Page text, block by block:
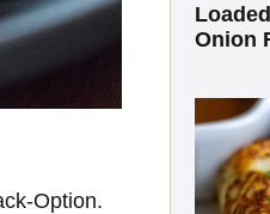
Option.
Onion